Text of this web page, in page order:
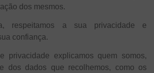
dos mesmos.
respeitamos a sua privacidade e
confiança.
privacidade explicamos quem somos,
dos dados que recolhemos, como os